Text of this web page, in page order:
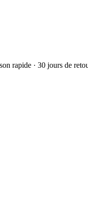
rapide · 30 jours de